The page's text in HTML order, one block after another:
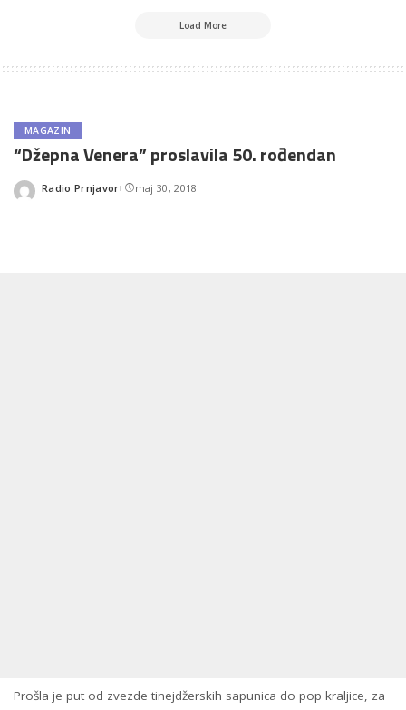
Load More
MAGAZIN
“Džepna Venera” proslavila 50. rođendan
Posted
Radio Prnjavor maj 30, 2018
Prošla je put od zvezde tinejdžerskih sapunica do pop kraljice, za